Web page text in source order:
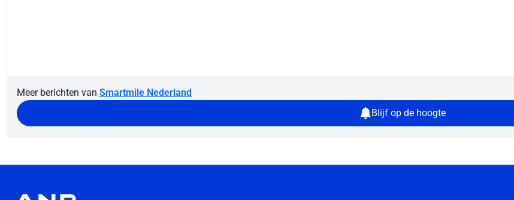
Meer berichten van Smartmile Nederland
Blijf op de hoogte